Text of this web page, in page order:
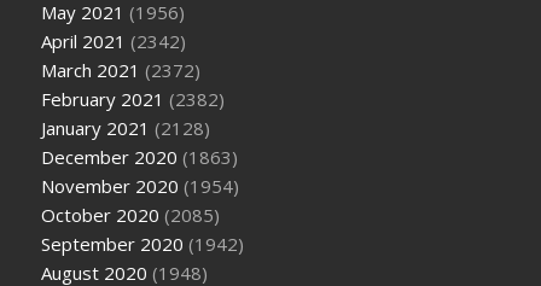
May 2021 (1956)
April 2021 (2342)
March 2021 (2372)
February 2021 (2382)
January 2021 (2128)
December 2020 (1863)
November 2020 (1954)
October 2020 (2085)
September 2020 (1942)
August 2020 (1948)